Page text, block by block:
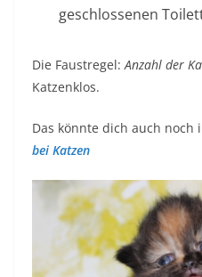
geschlossenen
Die Faustregel:Anzahl der
Katzenklos.
Das könnte dich auch noch
bei Katzen